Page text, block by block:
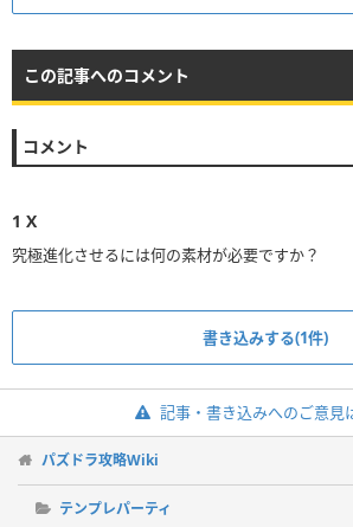
この記事へのコメント
コメント
1 X
書き込みする(1件)
記事・書き込みへのご意見
パズドラ攻略Wiki
テンプレパーティ